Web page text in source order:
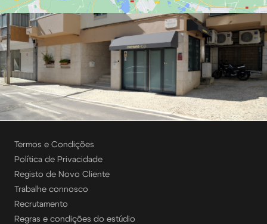
Termos e Condições
Política de Privacidade
Registo de Novo Cliente
Trabalhe connosco
Recrutamento
Regras e condições do estúdio